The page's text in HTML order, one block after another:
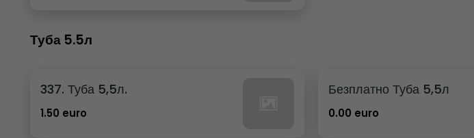
Туба 5.5л
337. Туба 5,5л.
1.50 euro
Безплатно Туба 5,5л
0.00 euro